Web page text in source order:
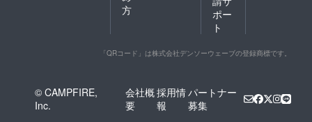
方
ポー
ト
「QRコード」は株式会社デンソーウェーブの登録商標です。
© CAMPFIRE,
Inc.
会社概
要
採用情
報
パートナー
募集